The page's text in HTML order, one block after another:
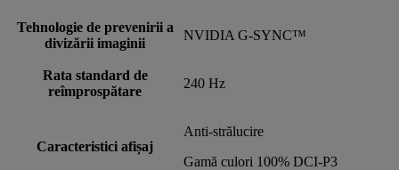
Tehnologie de prevenirii a
divizării imaginii
NVIDIA G-SYNC™
Rata standard de
reîmprospătare
240 Hz
Caracteristici afișaj
Anti-strălucire
Gamă culori 100% DCI-P3